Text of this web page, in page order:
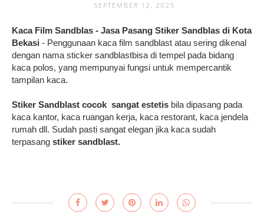
SEPTEMBER 12, 2025
Kaca Film Sandblas - Jasa Pasang Stiker Sandblas di Kota
Bekasi - Penggunaan kaca film sandblast atau sering dikenal
dengan nama sticker sandblastbisa di tempel pada bidang
kaca polos, yang mempunyai fungsi untuk mempercantik
tampilan kaca.
Stiker Sandblast cocok sangat estetis bila dipasang pada
kaca kantor, kaca ruangan kerja, kaca restorant, kaca jendela
rumah dll. Sudah pasti sangat elegan jika kaca sudah
terpasang stiker sandblast.